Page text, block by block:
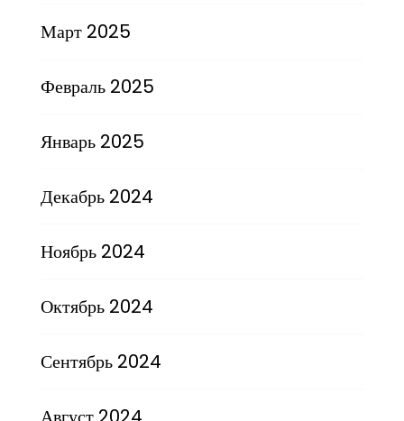
Март 2025
Февраль 2025
Январь 2025
Декабрь 2024
Ноябрь 2024
Октябрь 2024
Сентябрь 2024